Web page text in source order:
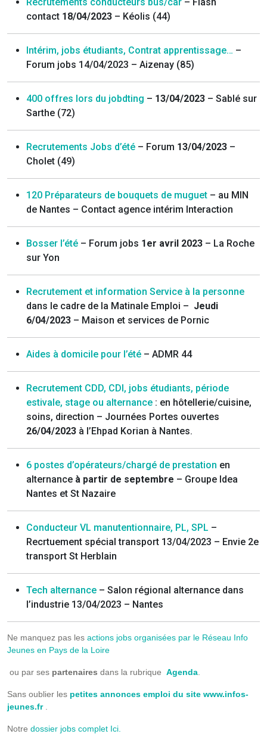
contact 18/04/2023 – Kéolis (44)
Intérim, jobs étudiants, Contrat apprentissage… –
Forum jobs 14/04/2023 – Aizenay (85)
400 offres lors du jobdting – 13/04/2023 – Sablé sur
Sarthe (72)
Recrutements Jobs d’été – Forum 13/04/2023 –
Cholet (49)
120 Préparateurs de bouquets de muguet – au MIN
de Nantes – Contact agence intérim Interaction
Bosser l’été – Forum jobs 1er avril 2023 – La Roche
sur Yon
Recrutement et information Service à la personne
dans le cadre de la Matinale Emploi – Jeudi
6/04/2023 – Maison et services de Pornic
Aides à domicile pour l’été – ADMR 44
Recrutement CDD, CDI, jobs étudiants, période
estivale, stage ou alternance : en hôtellerie/cuisine,
soins, direction – Journées Portes ouvertes
26/04/2023 à l’Ehpad Korian à Nantes.
6 postes d’opérateurs/chargé de prestation en
alternance à partir de septembre – Groupe Idea
Nantes et St Nazaire
Conducteur VL manutentionnaire, PL, SPL –
Recrtuement spécial transport 13/04/2023 – Envie 2e
transport St Herblain
Tech alternance – Salon régional alternance dans
l’industrie 13/04/2023 – Nantes
Ne manquez pas les actions jobs organisées par le Réseau Info
Jeunes en Pays de la Loire
ou par ses partenaires dans la rubrique Agenda
Sans oublier les petites annonces emploi du site www.infos-
jeunes.fr.
Notre dossier jobs complet Ici.